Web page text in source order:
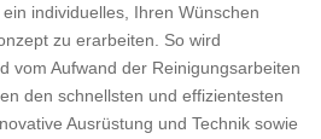
individuelles, Ihren Wünschen
zu erarbeiten. So wird
vom Aufwand der Reinigungsarbeiten
den schnellsten und effizientesten
Ausrüstung und Technik sowie